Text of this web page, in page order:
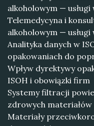
alkoholowym — usługi
Telemedycyna i
alkoholowym — usługi
Analityka danych w
opakowaniach do
Wpływ dyrektywy
ISOH i obowiązki firm
Systemy filtracji
zdrowych materiałów
Materiały